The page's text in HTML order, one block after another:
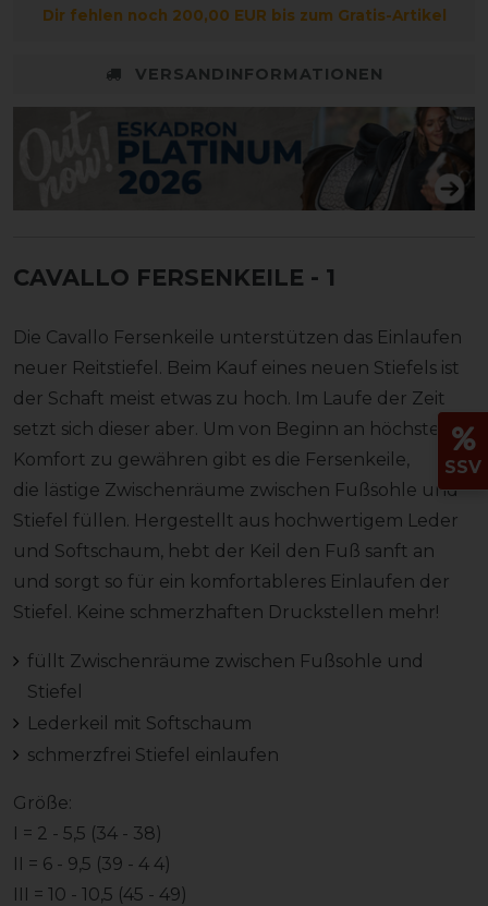
Dir fehlen noch 200,00 EUR bis zum Gratis-Artikel
VERSANDINFORMATIONEN
CAVALLO FERSENKEILE - 1
Die Cavallo Fersenkeile unterstützen das Einlaufen
neuer Reitstiefel. Beim Kauf eines neuen Stiefels ist
der Schaft meist etwas zu hoch. Im Laufe der Zeit
setzt sich dieser aber. Um von Beginn an höchsten
Komfort zu gewähren gibt es die Fersenkeile,
die lästige Zwischenräume zwischen Fußsohle und
Stiefel füllen. Hergestellt aus hochwertigem Leder
und Softschaum, hebt der Keil den Fuß sanft an
und sorgt so für ein komfortableres Einlaufen der
Stiefel. Keine schmerzhaften Druckstellen mehr!
füllt Zwischenräume zwischen Fußsohle und
Stiefel
Lederkeil mit Softschaum
schmerzfrei Stiefel einlaufen
Größe:
I = 2 - 5,5 (34 - 38)
II = 6 - 9,5 (39 - 4 4)
III = 10 - 10,5 (45 - 49)
SSV